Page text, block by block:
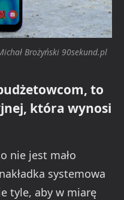
Brożyński 90sekund.pl
to
która wynosi
nie jest mało
systemowa
tyle, aby w miarę